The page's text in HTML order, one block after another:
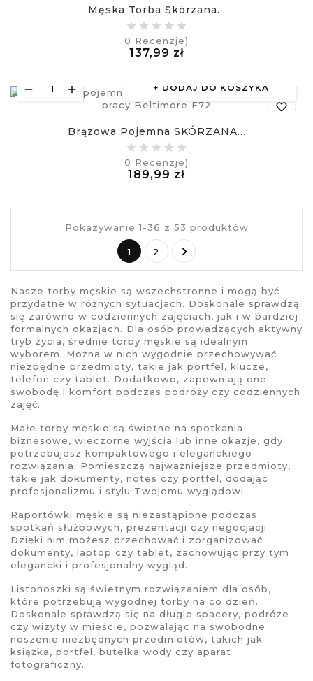
Męska Torba Skórzana...
0 Recenzje)
137,99 złCena
DODAJ DO KOSZYKA
favorite_border
Brązowa Pojemna SKÓRZANA...
0 Recenzje)
189,99 zł
Pokazywanie 1-36 z 53 produktów
1 2 
Nasze torby męskie są wszechstronne i mogą być
przydatne w różnych sytuacjach. Doskonale sprawdzą
się zarówno w codziennych zajęciach, jak i w bardziej
formalnych okazjach. Dla osób prowadzących aktywny
tryb życia, średnie torby męskie są idealnym
wyborem. Można w nich wygodnie przechowywać
niezbędne przedmioty, takie jak portfel, klucze,
telefon czy tablet. Dodatkowo, zapewniają one
swobodę i komfort podczas podróży czy codziennych
zajęć.
Małe torby męskie są świetne na spotkania
biznesowe, wieczorne wyjścia lub inne okazje, gdy
potrzebujesz kompaktowego i eleganckiego
rozwiązania. Pomieszczą najważniejsze przedmioty,
takie jak dokumenty, notes czy portfel, dodając
profesjonalizmu i stylu Twojemu wyglądowi.
Raportówki męskie są niezastąpione podczas
spotkań służbowych, prezentacji czy negocjacji.
Dzięki nim możesz przechować i zorganizować
dokumenty, laptop czy tablet, zachowując przy tym
elegancki i profesjonalny wygląd.
Listonoszki są świetnym rozwiązaniem dla osób,
które potrzebują wygodnej torby na co dzień.
Doskonale sprawdzą się na długie spacery, podróże
czy wizyty w mieście, pozwalając na swobodne
noszenie niezbędnych przedmiotów, takich jak
książka, portfel, butelka wody czy aparat
fotograficzny.